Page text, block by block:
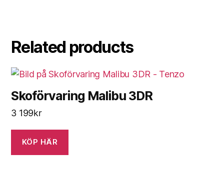
Related products
Skoförvaring Malibu 3DR
3 199kr
KÖP HÄR